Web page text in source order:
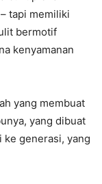
tapi memiliki
bermotif
kenyamanan
yang membuat
yang dibuat
generasi, yang